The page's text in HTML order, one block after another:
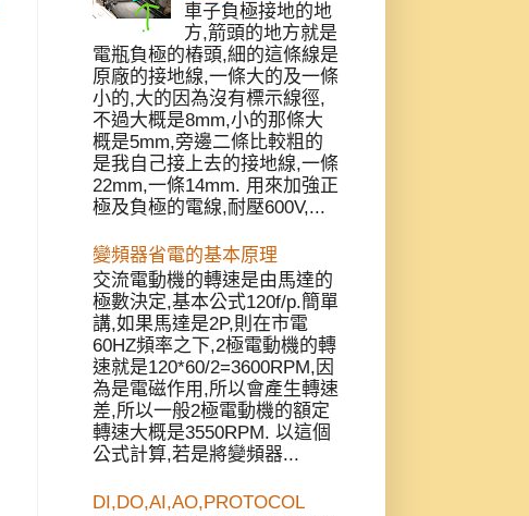
車子負極接地的地
方,箭頭的地方就是
電瓶負極的樁頭,細的這條線是
原廠的接地線,一條大的及一條
小的,大的因為沒有標示線徑,
不過大概是8mm,小的那條大
概是5mm,旁邊二條比較粗的
是我自己接上去的接地線,一條
22mm,一條14mm. 用來加強正
極及負極的電線,耐壓600V,...
變頻器省電的基本原理
交流電動機的轉速是由馬達的
極數決定,基本公式120f/p.簡單
講,如果馬達是2P,則在市電
60HZ頻率之下,2極電動機的轉
速就是120*60/2=3600RPM,因
為是電磁作用,所以會產生轉速
差,所以一般2極電動機的額定
轉速大概是3550RPM. 以這個
公式計算,若是將變頻器...
DI,DO,AI,AO,PROTOCOL